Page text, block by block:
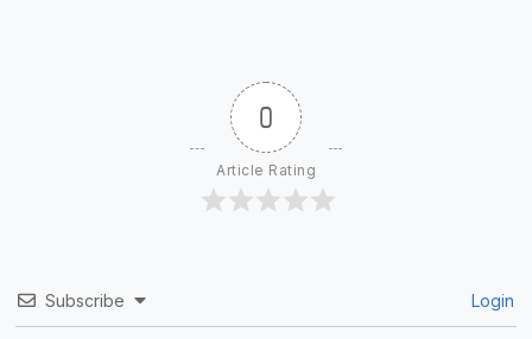
0
Article Rating
Subscribe Login